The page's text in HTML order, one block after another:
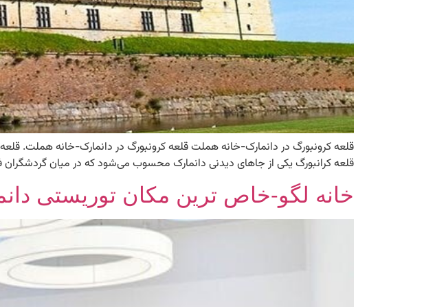
قلعه کرانبورگ یکی از جاهای دیدنی دانمارک محسوب می‌شود که در میان گردشگران فرهنگی
خانه لگو-خاص ترین مکان توریستی